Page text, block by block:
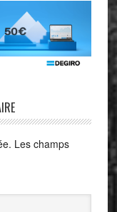
Les champs